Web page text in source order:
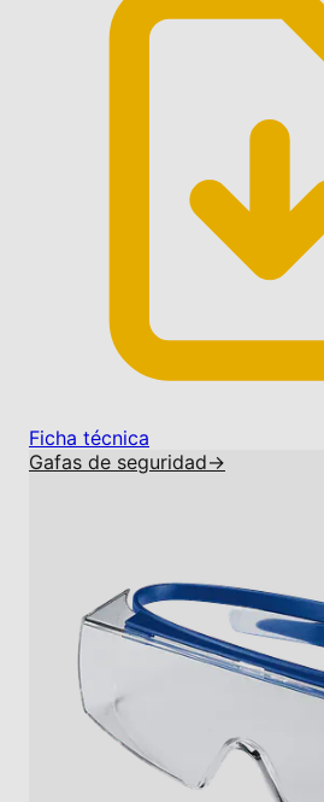
Ficha técnica
Gafas de seguridad→